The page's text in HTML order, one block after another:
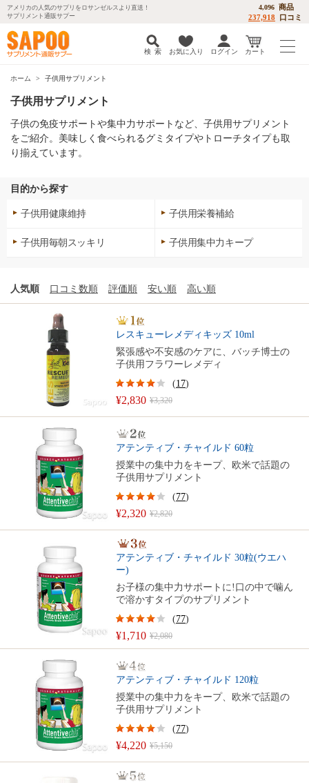
アメリカの人気のサプリをロサンゼルスより直送！
サプリメント通販サプー
4,096 商品
237,918 口コミ
検 索 お気に入り ログイン カート
ホーム 子供用サプリメント
子供用サプリメント
子供の免疫サポートや集中力サポートなど、子供用サプリメント
をご紹介。美味しく食べられるグミタイプやトローチタイプも取
り揃えています。
目的から探す
子供用健康維持 子供用栄養補給
子供用毎朝スッキリ 子供用集中力キープ
人気順 口コミ数順 評価順 安い順 高い順
レスキューレメディキッズ 10ml
緊張感や不安感のケアに、バッチ博士の
子供用フラワーレメディ
¥2,830 ¥3,320
(17)
アテンティブ・チャイルド 60粒
授業中の集中力をキープ、欧米で話題の
子供用サプリメント
¥2,320 ¥2,820
(77)
アテンティブ・チャイルド 30粒(ウエハ
ー)
お子様の集中力サポートに!口の中で噛ん
で溶かすタイプのサプリメント
¥1,710 ¥2,080
(77)
アテンティブ・チャイルド 120粒
授業中の集中力をキープ、欧米で話題の
子供用サプリメント
¥4,220 ¥5,150
(77)